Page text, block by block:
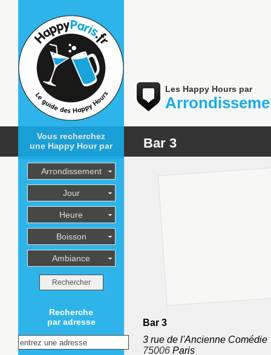
Les Happy Hours par
Vous recherchez
une Happy Hour par
Bar 3
Arrondissement
Jour
Heure
Boisson
Ambiance
Recherche
par adresse
Bar 3
3 rue de l'Ancienne Comédie
75006 Paris